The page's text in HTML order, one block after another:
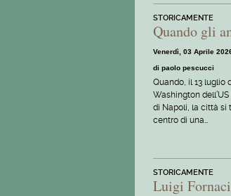
STORICAMENTE
Quando gli
Venerdì, 03 Aprile
di paolo pescucci
Quando, il 13 luglio
Washington
di Napoli, la città si
centro di una…
STORICAMENTE
Luigi